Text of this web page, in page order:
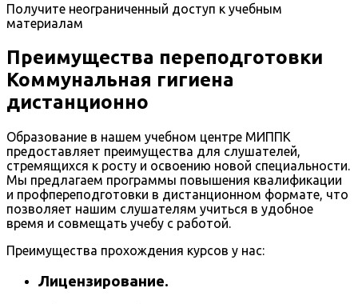
Получите неограниченный доступ к учебным
материалам
Преимущества переподготовки
Коммунальная гигиена
дистанционно
Образование в нашем учебном центре МИППК
предоставляет преимущества для слушателей,
стремящихся к росту и освоению новой специальности.
Мы предлагаем программы повышения квалификации
и профпереподготовки в дистанционном формате, что
позволяет нашим слушателям учиться в удобное
время и совмещать учебу с работой.
Преимущества прохождения курсов у нас:
Лицензирование.